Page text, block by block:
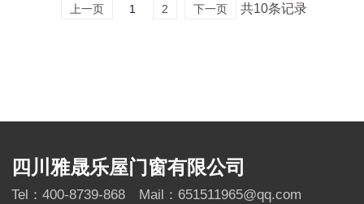
上一页 1 2 下一页 共10条记录
四川雅晟乐屋门窗有限公司
Tel：400-8739-868
Mail：651511965@qq.com